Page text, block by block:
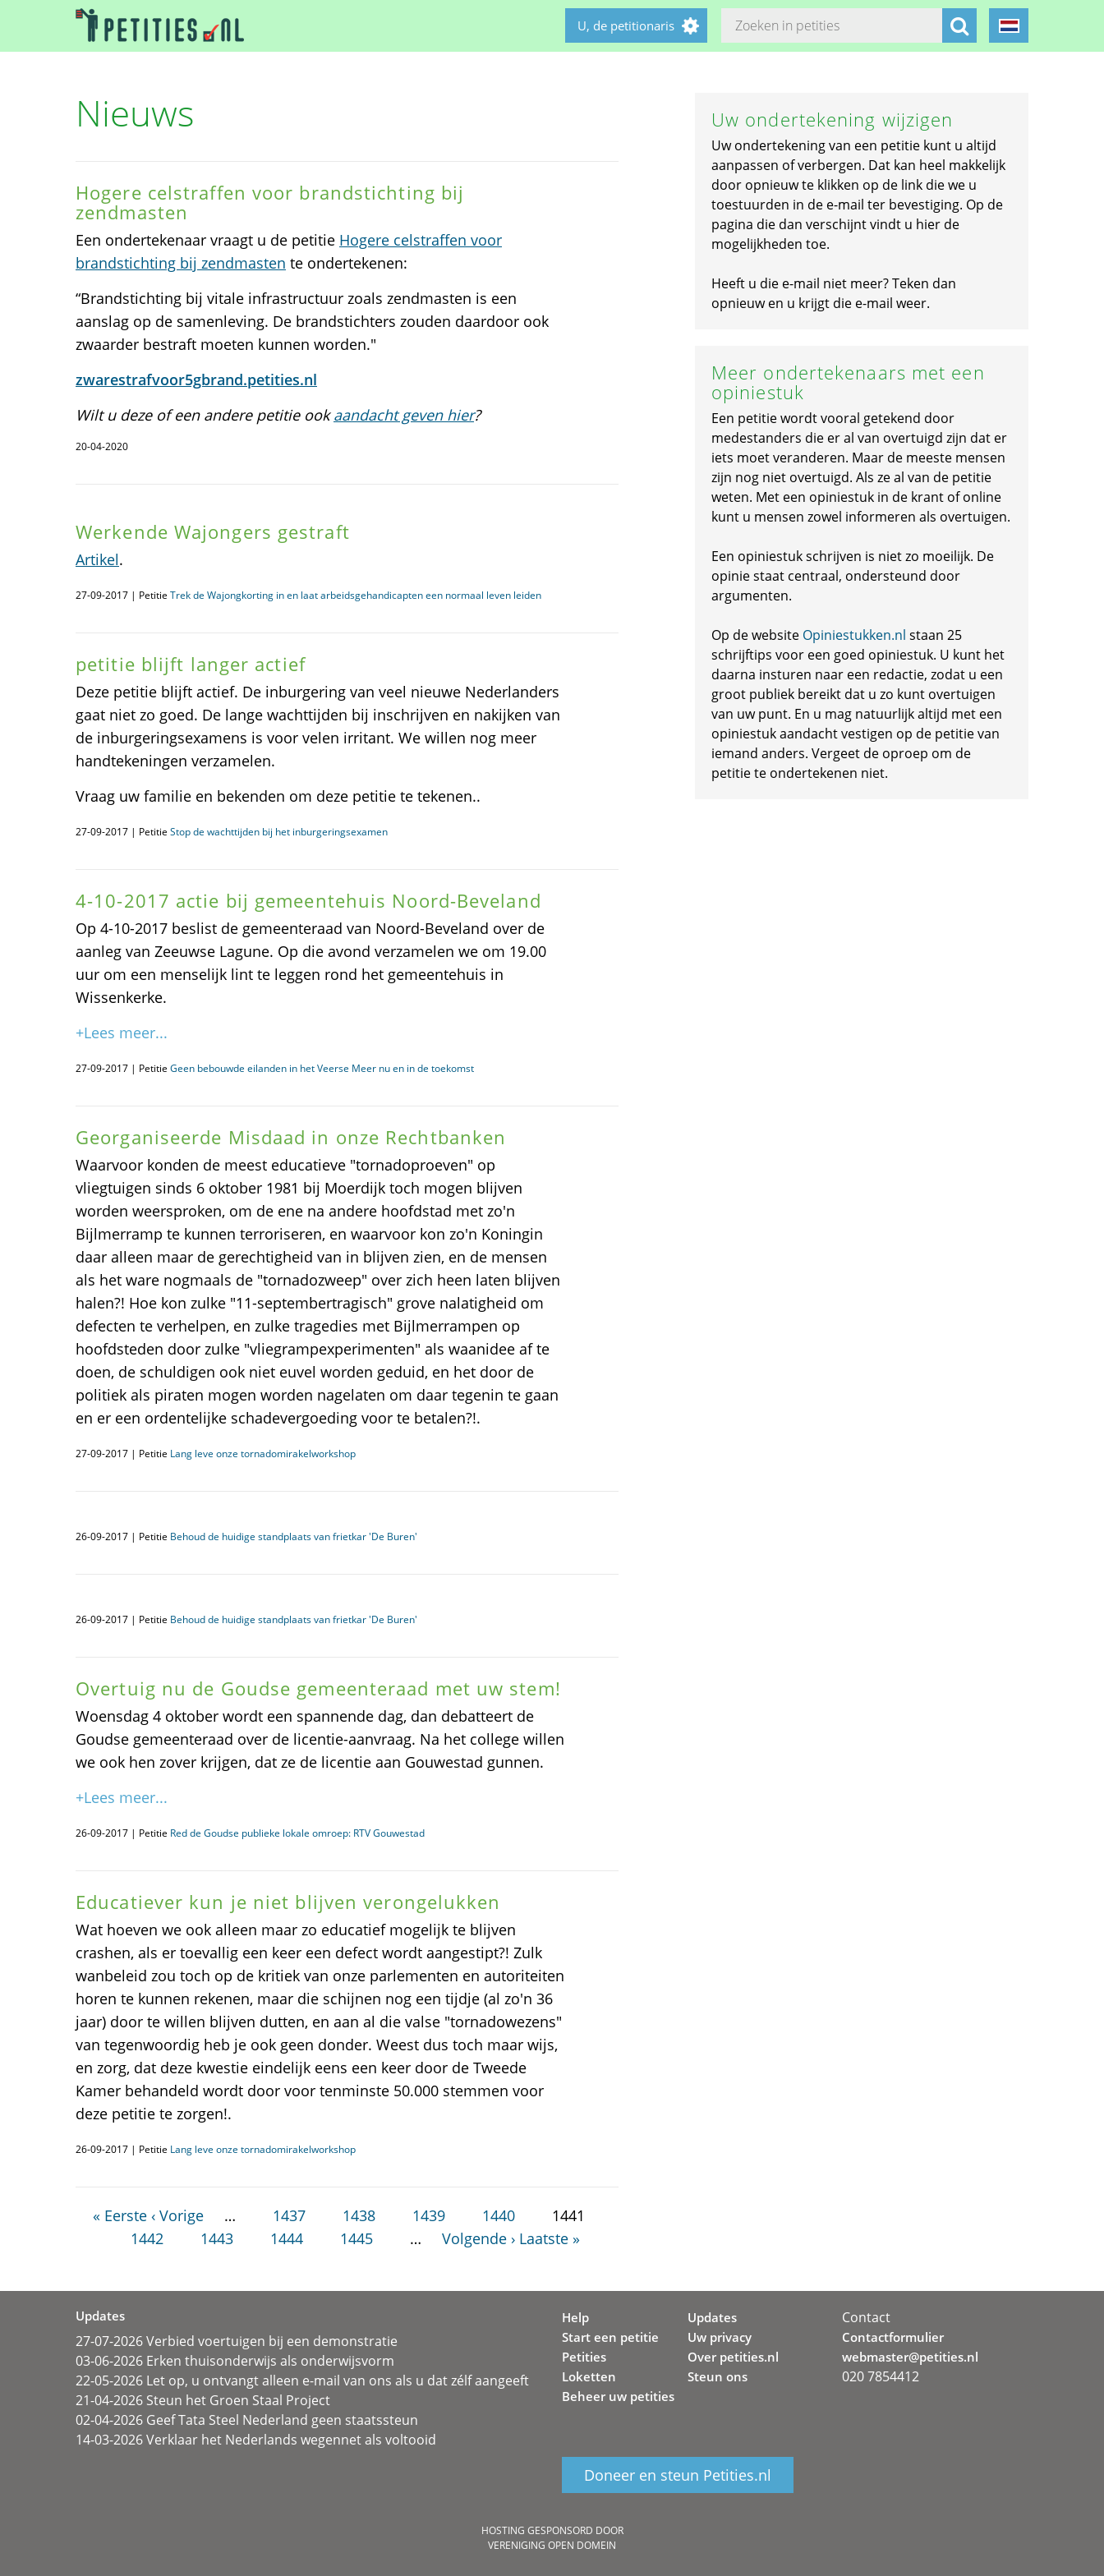
U, de petitionaris
Nieuws
Hogere celstraffen voor brandstichting bij
zendmasten
Een ondertekenaar vraagt u de petitie Hogere celstraffen voor
brandstichting bij zendmasten te ondertekenen:
“Brandstichting bij vitale infrastructuur zoals zendmasten is een
aanslag op de samenleving. De brandstichters zouden daardoor ook
zwaarder bestraft moeten kunnen worden."
zwarestrafvoor5gbrand.petities.nl
Wilt u deze of een andere petitie ookaandacht geven hier?
20-04-2020
Werkende Wajongers gestraft
Artikel.
27-09-2017 | Petitie Trek de Wajongkorting in en laat arbeidsgehandicapten een normaal leven leiden
petitie blijft langer actief
Deze petitie blijft actief. De inburgering van veel nieuwe Nederlanders
gaat niet zo goed. De lange wachttijden bij inschrijven en nakijken van
de inburgeringsexamens is voor velen irritant. We willen nog meer
handtekeningen verzamelen.
Vraag uw familie en bekenden om deze petitie te tekenen..
27-09-2017 | Petitie Stop de wachttijden bij het inburgeringsexamen
4-10-2017 actie bij gemeentehuis Noord-Beveland
Op 4-10-2017 beslist de gemeenteraad van Noord-Beveland over de
aanleg van Zeeuwse Lagune. Op die avond verzamelen we om 19.00
uur om een menselijk lint te leggen rond het gemeentehuis in
Wissenkerke.
+Lees meer...
27-09-2017 | Petitie Geen bebouwde eilanden in het Veerse Meer nu en in de toekomst
Georganiseerde Misdaad in onze Rechtbanken
Waarvoor konden de meest educatieve "tornadoproeven" op
vliegtuigen sinds 6 oktober 1981 bij Moerdijk toch mogen blijven
worden weersproken, om de ene na andere hoofdstad met zo'n
Bijlmerramp te kunnen terroriseren, en waarvoor kon zo'n Koningin
daar alleen maar de gerechtigheid van in blijven zien, en de mensen
als het ware nogmaals de "tornadozweep" over zich heen laten blijven
halen?! Hoe kon zulke "11-septembertragisch" grove nalatigheid om
defecten te verhelpen, en zulke tragedies met Bijlmerrampen op
hoofdsteden door zulke "vliegrampexperimenten" als waanidee af te
doen, de schuldigen ook niet euvel worden geduid, en het door de
politiek als piraten mogen worden nagelaten om daar tegenin te gaan
en er een ordentelijke schadevergoeding voor te betalen?!.
27-09-2017 | Petitie Lang leve onze tornadomirakelworkshop
26-09-2017 | Petitie Behoud de huidige standplaats van frietkar 'De Buren'
26-09-2017 | Petitie Behoud de huidige standplaats van frietkar 'De Buren'
Overtuig nu de Goudse gemeenteraad met uw stem!
Woensdag 4 oktober wordt een spannende dag, dan debatteert de
Goudse gemeenteraad over de licentie-aanvraag. Na het college willen
we ook hen zover krijgen, dat ze de licentie aan Gouwestad gunnen.
+Lees meer...
26-09-2017 | Petitie Red de Goudse publieke lokale omroep: RTV Gouwestad
Educatiever kun je niet blijven verongelukken
Wat hoeven we ook alleen maar zo educatief mogelijk te blijven
crashen, als er toevallig een keer een defect wordt aangestipt?! Zulk
wanbeleid zou toch op de kritiek van onze parlementen en autoriteiten
horen te kunnen rekenen, maar die schijnen nog een tijdje (al zo'n 36
jaar) door te willen blijven dutten, en aan al die valse "tornadowezens"
van tegenwoordig heb je ook geen donder. Weest dus toch maar wijs,
en zorg, dat deze kwestie eindelijk eens een keer door de Tweede
Kamer behandeld wordt door voor tenminste 50.000 stemmen voor
deze petitie te zorgen!.
26-09-2017 | Petitie Lang leve onze tornadomirakelworkshop
« Eerste ‹ Vorige … 1437 1438 1439 1440
1441
1442
1443 1444 1445 … Volgende › Laatste »
Uw ondertekening wijzigen
Uw ondertekening van een petitie kunt u altijd
aanpassen of verbergen. Dat kan heel makkelijk
door opnieuw te klikken op de link die we u
toestuurden in de e-mail ter bevestiging. Op de
pagina die dan verschijnt vindt u hier de
mogelijkheden toe.
Heeft u die e-mail niet meer? Teken dan
opnieuw en u krijgt die e-mail weer.
Meer ondertekenaars met een
opiniestuk
Een petitie wordt vooral getekend door
medestanders die er al van overtuigd zijn dat er
iets moet veranderen. Maar de meeste mensen
zijn nog niet overtuigd. Als ze al van de petitie
weten. Met een opiniestuk in de krant of online
kunt u mensen zowel informeren als overtuigen.
Een opiniestuk schrijven is niet zo moeilijk. De
opinie staat centraal, ondersteund door
argumenten.
Op de website Opiniestukken.nl staan 25
schrijftips voor een goed opiniestuk. U kunt het
daarna insturen naar een redactie, zodat u een
groot publiek bereikt dat u zo kunt overtuigen
van uw punt. En u mag natuurlijk altijd met een
opiniestuk aandacht vestigen op de petitie van
iemand anders. Vergeet de oproep om de
petitie te ondertekenen niet.
Updates
27-07-2026 Verbied voertuigen bij een demonstratie
03-06-2026 Erken thuisonderwijs als onderwijsvorm
22-05-2026 Let op, u ontvangt alleen e-mail van ons als u dat zélf aangeeft
21-04-2026 Steun het Groen Staal Project
02-04-2026 Geef Tata Steel Nederland geen staatssteun
14-03-2026 Verklaar het Nederlands wegennet als voltooid
Help
Start een petitie
Petities
Loketten
Beheer uw petities
Updates
Uw privacy
Over petities.nl
Steun ons
Doneer en steun Petities.nl
Contact
Contactformulier
webmaster@petities.nl
020 7854412
HOSTING GESPONSORD DOOR
VERENIGING OPEN DOMEIN